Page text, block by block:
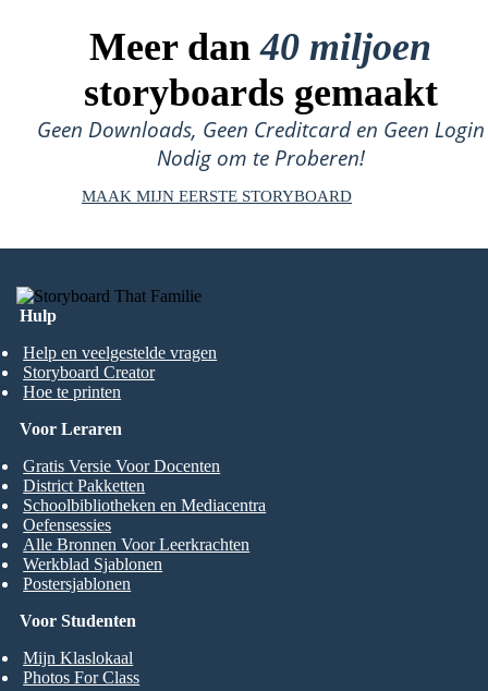
Meer dan40 miljoen
storyboards gemaakt
Geen Downloads, Geen Creditcard en Geen Login
Nodig om te Proberen!
MAAK MIJN EERSTE STORYBOARD
Hulp
Help en veelgestelde vragen
Storyboard Creator
Hoe te printen
Voor Studenten
Mijn Klaslokaal
Photos For Class
Voor Leraren
Gratis Versie Voor Docenten
District Pakketten
Schoolbibliotheken en Mediacentra
Oefensessies
Alle Bronnen Voor Leerkrachten
Werkblad Sjablonen
Postersjablonen